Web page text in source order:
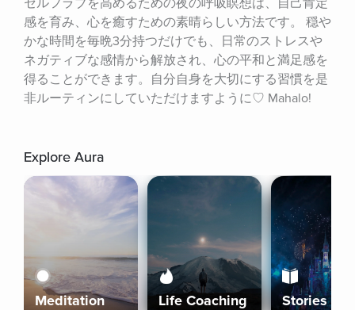
セルフラブを高めるための夜の呼吸瞑想は、自己肯定
感を育み、心を癒すための素晴らしい方法です。 穏や
かな時間を毎晩3分持つだけでも、日常のストレスや
ネガティブな感情から解放され、心の平和と満足感を
得ることができます。自分自身を大切にする習慣を是
非ルーティンにしていただけますように♡ Mahalo!
Explore Aura
Meditation Life Coaching Stories